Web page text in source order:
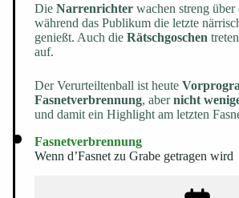
Die Narrenrichter wachen streng
während das Publikum die letzte
genießt. Auch die Rätschgoschen
auf.
Der Verurteiltenball ist heute
Fasnetverbrennung, abernicht
und damit ein Highlight am letzten
Fasnetverbrennung
Wenn d’Fasnet zu Grabe getragen wird